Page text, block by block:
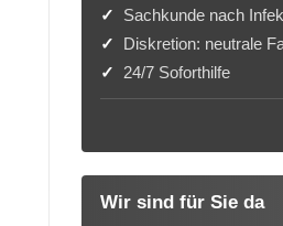
Sachkunde nach
Diskretion: neutrale
24/7 Soforthilfe
Wir sind für Sie da